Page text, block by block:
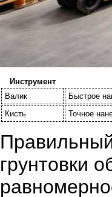
Инструмент
Валик
Быстрое
Кисть
Точное
грунтовки